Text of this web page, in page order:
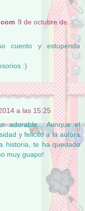
9 de octubre de
cuento y estupenda
:)
a las 15:25
adorable... Aunque el
y felicito a la autora
historia, te ha quedado
muy guapo!